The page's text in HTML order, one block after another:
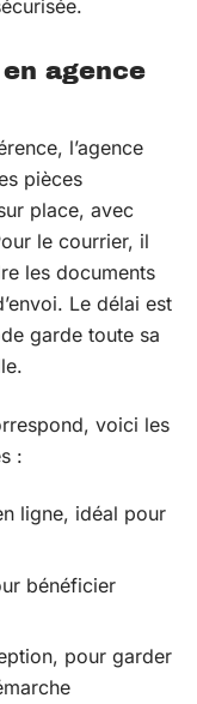
agence
l’agence
pièces
place, avec
le courrier, il
les documents
Le délai est
garde toute sa
voici les
:
ligne, idéal pour
bénéficier
pour garder